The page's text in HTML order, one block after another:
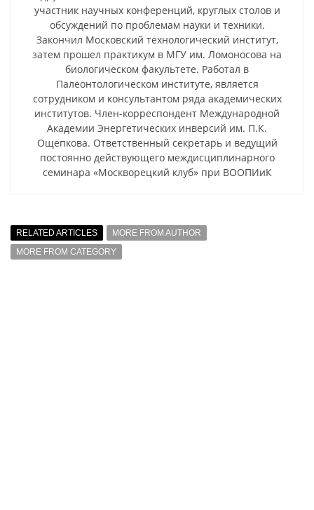
участник научных конференций, круглых столов и
обсуждений по проблемам науки и техники.
Закончил Московский технологический институт,
затем прошел практикум в МГУ им. Ломоносова на
биологическом факультете. Работал в
Палеонтологическом институте, является
сотрудником и консультантом ряда академических
институтов. Член-корреспондент Международной
Академии Энергетических инверсий им. П.К.
Ощепкова. Ответственный секретарь и ведущий
постоянно действующего междисциплинарного
семинара «Москворецкий клуб» при ВООПИиК
RELATED ARTICLES
MORE FROM AUTHOR
MORE FROM CATEGORY